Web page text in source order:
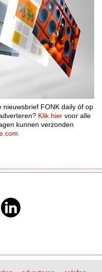
nieuwsbrief FONK daily óf op
Klik hier voor alle
kunnen verzonden